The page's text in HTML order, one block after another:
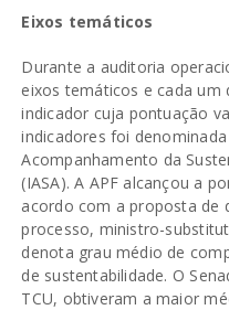
Eixos temáticos
Durante a auditoria
eixos temáticos e cada
indicador cuja pontuação
indicadores foi
Acompanhamento da
(IASA). A APF alcançou a
acordo com a proposta de
processo, ministro-
denota grau médio de
de sustentabilidade. O
TCU, obtiveram a maior